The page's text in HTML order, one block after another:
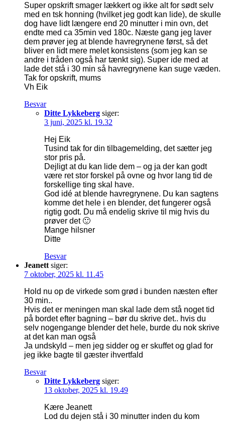
Super opskrift smager lækkert og ikke alt for sødt selv
med en tsk honning (hvilket jeg godt kan lide), de skulle
dog have lidt længere end 20 minutter i min ovn, det
endte med ca 35min ved 180c. Næste gang jeg laver
dem prøver jeg at blende havregrynene først, så det
bliver en lidt mere melet konsistens (som jeg kan se
andre i tråden også har tænkt sig). Super ide med at
lade det stå i 30 min så havregrynene kan suge væden.
Tak for opskrift, mums
Vh Eik
Besvar
Ditte Lykkeberg siger:
3 juni, 2025 kl. 19.32
Hej Eik
Tusind tak for din tilbagemelding, det sætter jeg
stor pris på.
Dejligt at du kan lide dem – og ja der kan godt
være ret stor forskel på ovne og hvor lang tid de
forskellige ting skal have.
God idé at blende havregrynene. Du kan sagtens
komme det hele i en blender, det fungerer også
rigtig godt. Du må endelig skrive til mig hvis du
prøver det 🙂
Mange hilsner
Ditte
Besvar
Jeanett siger:
7 oktober, 2025 kl. 11.45
Hold nu op de virkede som grød i bunden næsten efter
30 min..
Hvis det er meningen man skal lade dem stå noget tid
på bordet efter bagning – bør du skrive det.. hvis du
selv nogengange blender det hele, burde du nok skrive
at det kan man også
Ja undskyld – men jeg sidder og er skuffet og glad for
jeg ikke bagte til gæster ihvertfald
Besvar
Ditte Lykkeberg siger:
13 oktober, 2025 kl. 19.49
Kære Jeanett
Lod du dejen stå i 30 minutter inden du kom